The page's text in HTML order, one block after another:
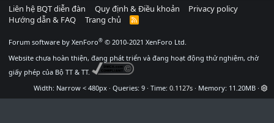
Liên hệ BQT diễn đàn Quy định & Điều khoản
Privacy policy
Hướng dẫn & FAQ
Trang chủ
R
Forum software by XenForo® © 2010-2021 XenForo Ltd.
Website chưa hoàn thiện, đang phát triển và đang hoạt động thử nghiệm, chờ
giấy phép của Bộ TT & TT.
Width
Queries 9 Time 0.1127s Memory 11.20MB